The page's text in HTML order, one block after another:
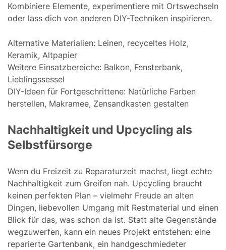
Kombiniere Elemente, experimentiere mit Ortswechseln
oder lass dich von anderen DIY-Techniken inspirieren.
Alternative Materialien: Leinen, recyceltes Holz,
Keramik, Altpapier
Weitere Einsatzbereiche: Balkon, Fensterbank,
Lieblingssessel
DIY-Ideen für Fortgeschrittene: Natürliche Farben
herstellen, Makramee, Zensandkasten gestalten
Nachhaltigkeit und Upcycling als
Selbstfürsorge
Wenn du Freizeit zu Reparaturzeit machst, liegt echte
Nachhaltigkeit zum Greifen nah. Upcycling braucht
keinen perfekten Plan – vielmehr Freude an alten
Dingen, liebevollen Umgang mit Restmaterial und einen
Blick für das, was schon da ist. Statt alte Gegenstände
wegzuwerfen, kann ein neues Projekt entstehen: eine
reparierte Gartenbank, ein handgeschmiedeter